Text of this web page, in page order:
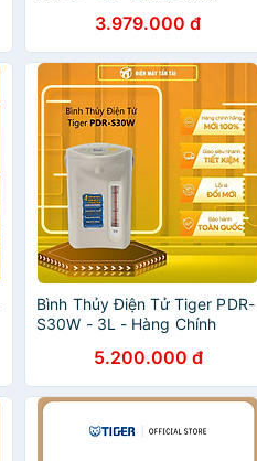
3.979.000 đ
Bình Thủy Điện Tử Tiger PDR-
S30W - 3L - Hàng Chính
5.200.000 đ